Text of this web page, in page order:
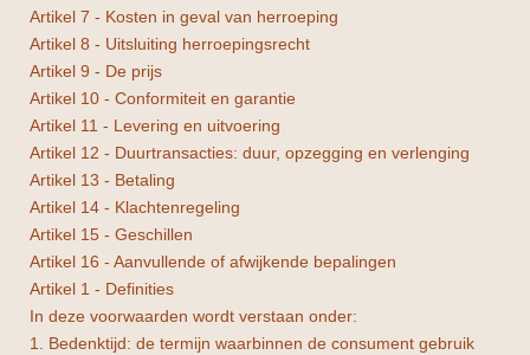
Artikel 7 - Kosten in geval van herroeping
Artikel 8 - Uitsluiting herroepingsrecht
Artikel 9 - De prijs
Artikel 10 - Conformiteit en garantie
Artikel 11 - Levering en uitvoering
Artikel 12 - Duurtransacties: duur, opzegging en verlenging
Artikel 13 - Betaling
Artikel 14 - Klachtenregeling
Artikel 15 - Geschillen
Artikel 16 - Aanvullende of afwijkende bepalingen
Artikel 1 - Definities
In deze voorwaarden wordt verstaan onder:
1. Bedenktijd: de termijn waarbinnen de consument gebruik